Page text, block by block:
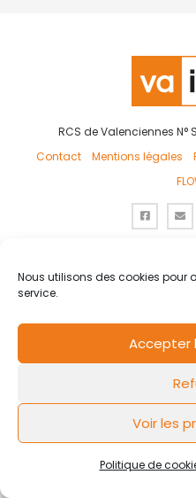
Nous utilisons des cookies pour
service.
Accepter
Voir les
Politique de
RCS de Valenciennes N°
Contact
Mentions légales